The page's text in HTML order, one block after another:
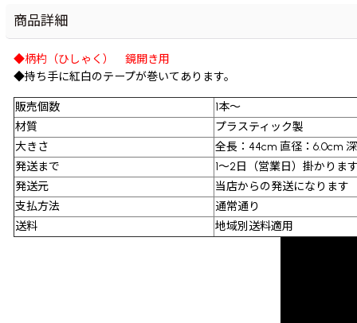
商品詳細
◆柄杓（ひしゃく） 鏡開き用
◆持ち手に紅白のテープが巻いてあります。
販売個数
1本〜
材質
プラスティック製
大きさ
全長：44cm 直径：6.0cm
発送まで
1〜2日（営業日）掛かりま
発送元
当店からの発送になります
支払方法
通常通り
送料
地域別送料適用